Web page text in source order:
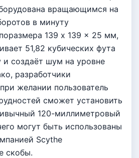
вращающимся на
в минуту
139 x 139 x 25 мм,
51,82 кубических фута
и создаёт шум на уровне
разработчики
желании пользователь
сможет установить
120-миллиметровый
могут быть использованы
Scythe
скобы.